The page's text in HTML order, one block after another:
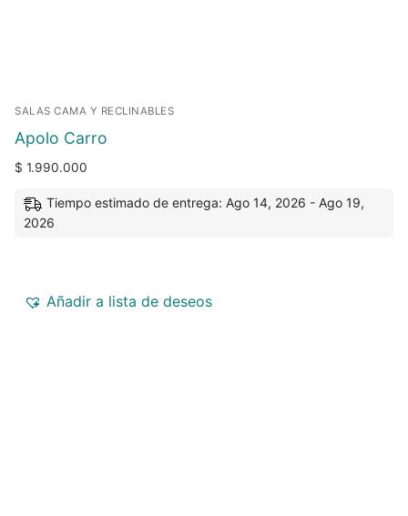
SALAS CAMA Y RECLINABLES
Apolo Carro
$ 1.990.000
Tiempo estimado de entrega: Ago 14, 2026 - Ago 19,
2026
Añadir a lista de deseos